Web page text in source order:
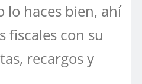
lo haces bien, ahí
fiscales con su
recargos y